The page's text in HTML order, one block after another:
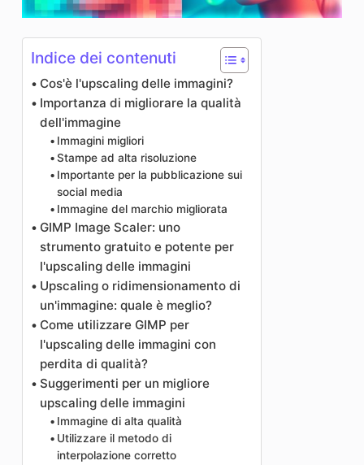
Indice dei contenuti
Cos'è l'upscaling delle immagini?
Importanza di migliorare la qualità
dell'immagine
Immagini migliori
Stampe ad alta risoluzione
Importante per la pubblicazione sui
social media
Immagine del marchio migliorata
GIMP Image Scaler: uno
strumento gratuito e potente per
l'upscaling delle immagini
Upscaling o ridimensionamento di
un'immagine: quale è meglio?
Come utilizzare GIMP per
l'upscaling delle immagini con
perdita di qualità?
Suggerimenti per un migliore
upscaling delle immagini
Immagine di alta qualità
Utilizzare il metodo di
interpolazione corretto